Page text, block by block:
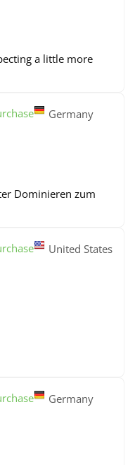
a little more
Germany
Dominieren zum
United States
Germany